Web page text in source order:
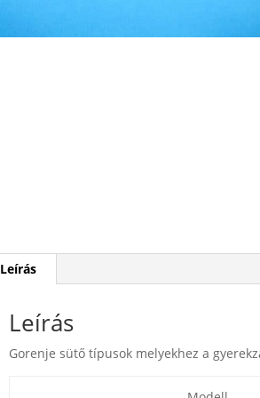
Leírás
Leírás
Gorenje sütő típusok melyekhez a